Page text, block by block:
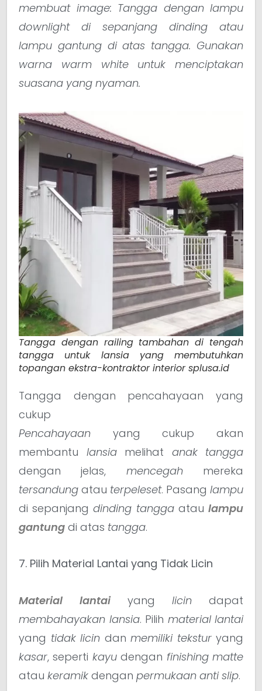
membuat image: Tangga dengan lampu
downlight di sepanjang dinding atau
lampu gantung di atas tangga. Gunakan
warna warm white untuk menciptakan
suasana yang nyaman.
Tangga dengan railing tambahan di tengah
tangga untuk lansia yang membutuhkan
topangan ekstra-kontraktor interior splusa.id
Tangga dengan pencahayaan yang
cukup
Pencahayaan yang cukup akan
membantu lansiamelihat anak tangga
dengan jelas, mencegahmereka
tersandung atau terpeleset. Pasang lampu
di sepanjangdinding tanggaataulampu
gantung di atas tangga.
7. Pilih Material Lantai yang Tidak Licin
Material lantaiyang licin dapat
membahayakan lansia. Pilih material lantai
yang tidak licin dan memiliki teksturyang
kasar, seperti kayudengan finishing matte
atau keramik dengan permukaan anti slip.